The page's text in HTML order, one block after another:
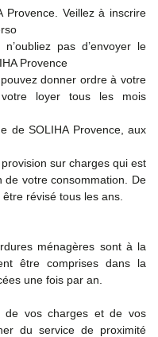
Provence. Veillez à inscrire
n’oubliez pas d’envoyer le
Provence
donner ordre à votre
loyer tous les mois
de SOLIHA Provence, aux
sur charges qui est
de votre consommation. De
révisé tous les ans.
ménagères sont à la
être comprises dans la
une fois par an.
de vos charges et de vos
du service de proximité